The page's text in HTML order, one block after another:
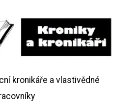
kronikáře a vlastivědné